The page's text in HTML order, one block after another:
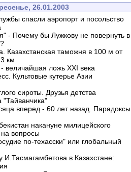
26.01.2003
спасли аэропорт и посольство
- Почему бы Лужкову не повернуть в
Казахстанская таможня в 100 м от
км
величайшая ложь XXI века
Культовые кутерье Азии
сироты. Друзья детства
"Тайванчика"
вперед - 60 лет назад. Парадоксы
накануне милицейского
на вопросы
по-техасски" или глобальный
И.Тасмагамбетова в Казахстане: